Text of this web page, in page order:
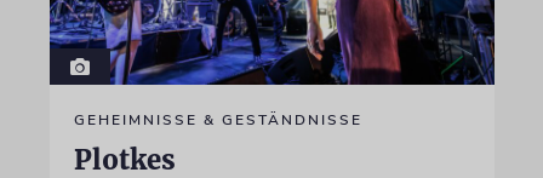
GEHEIMNISSE & GESTÄNDNISSE
Plotkes